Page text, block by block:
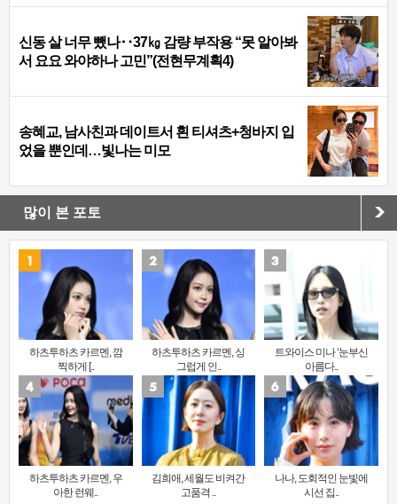
신동 살 너무 뺐나‥37㎏ 감량 부작용 “못 알아봐
서 요요 와야하나 고민”(전현무계획4)
송혜교, 남사친과 데이트서 흰 티셔츠+청바지 입
었을 뿐인데…빛나는 미모
많이 본 포토
하츠투하츠 카르멘, 깜
찍하게 [..
하츠투하츠 카르멘, 싱
그럽게 인..
트와이스 미나 ‘눈부신
아름다..
하츠투하츠 카르멘, 우
아한 런웨..
김희애, 세월도 비켜간
고품격 ..
나나, 도회적인 눈빛에
시선 집..